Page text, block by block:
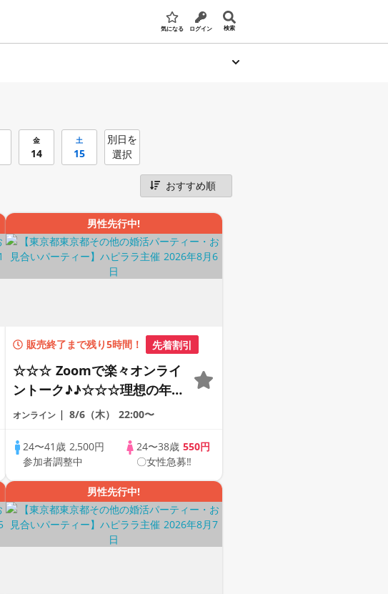
気になる ログイン 検索
金
14
土
15
別日を
選択
男性先行中!
販売終了まで残り5時間！ 先着割引
☆☆☆ Zoomで楽々オンライ
ントーク♪♪☆☆☆理想の年の
差♪♪ そろそろ・・・素敵な
アルなオンライン婚活☆全国
の方が対象☆司会進行あり♪♪
オンライン 8/6（木） 22:00〜
24〜41歳2,500円
参加者調整中
24〜38歳 550円
〇女性急募‼
男性先行中!